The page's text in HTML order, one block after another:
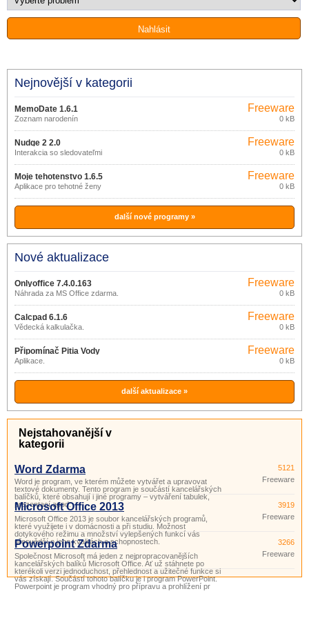
Nejnovější v kategorii
MemoDate 1.6.1
Zoznam narodenín
Freeware
0 kB
Nudge 2 2.0
Interakcia so sledovateľmi
Freeware
0 kB
Moje tehotenstvo 1.6.5
Aplikace pro tehotné ženy
Freeware
0 kB
další nové programy »
Nové aktualizace
Onlyoffice 7.4.0.163
Náhrada za MS Office zdarma.
Freeware
0 kB
Calcpad 6.1.6
Vědecká kalkulačka.
Freeware
0 kB
Připomínač Pitia Vody
Aplikace.
Freeware
0 kB
další aktualizace »
Nejstahovanější v
kategorii
Word Zdarma
Word je program, ve kterém můžete vytvářet a upravovat
textové dokumenty. Tento program je součástí kancelářských
balíčků, které obsahují i ​​jiné programy – vytváření tabulek,
prezentací apod.
5121
Freeware
Microsoft Office 2013
Microsoft Office 2013 je soubor kancelářských programů,
které využijete i v domácnosti a při studiu. Možnost
dotykového režimu a množství vylepšených funkcí vás
přesvědčí o jeho kvalitách a schopnostech.
3919
Freeware
Powerpoint Zdarma
Společnost Microsoft má jeden z nejpropracovanějších
kancelářských balíků Microsoft Office. Ať už stáhnete po
kterékoli verzi jednoduchost, přehlednost a užitečné funkce si
vás získají. Součástí tohoto balíčku je i program PowerPoint.
Powerpoint je program vhodný pro přípravu a prohlížení pr
3266
Freeware